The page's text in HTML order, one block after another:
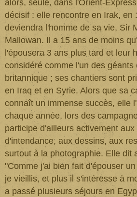
alors, seule, dans l'Orient-
décisif : elle rencontre en Irak, en
deviendra l'homme de sa vie, Sir
Mallowan. Il a 15 ans de moins
l'épousera 3 ans plus tard et leur
considéré comme l'un des géants
britannique ; ses chantiers sont
en Iraq et en Syrie. Alors que sa
connaît un immense succès, elle
chaque année, lors des
participe d'ailleurs activement aux
d'intendance, aux dessins, aux
surtout à la photographie. Elle dit
"Comme j'ai bien fait d'épouser
je vieillis, et plus il s'intéresse à
a passé plusieurs séjours en